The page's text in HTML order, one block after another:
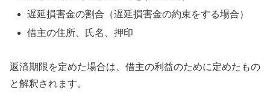
遅延損害金の割合（遅延損害金の約束をする場合）
借主の住所、氏名、押印
返済期限を定めた場合は、借主の利益のために定めたもの
と解釈されます。